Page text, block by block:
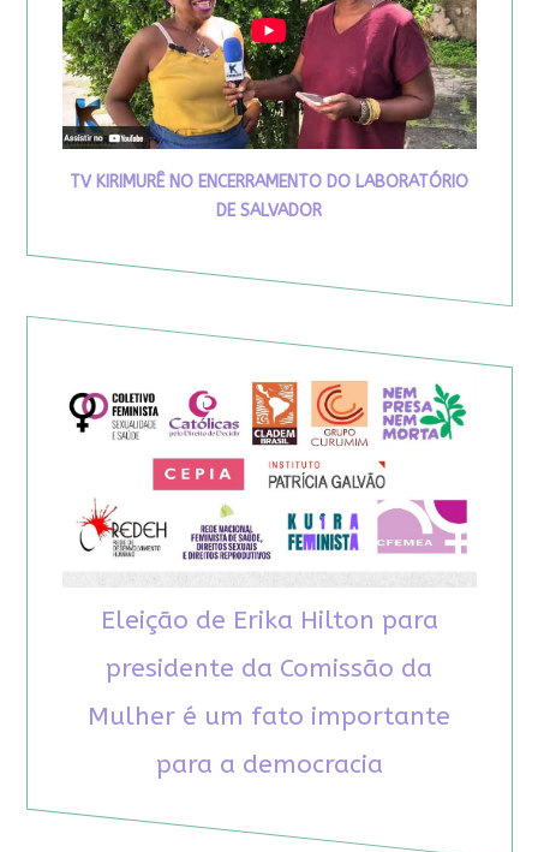
TV KIRIMURÊ NO ENCERRAMENTO DO LABORATÓRIO
DE SALVADOR
Eleição de Erika Hilton para
presidente da Comissão da
Mulher é um fato importante
para a democracia